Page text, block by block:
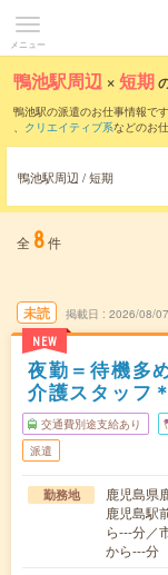
メニュー
鴨池駅周辺 ×短期
鴨池駅の派遣のお仕事情報です
、 クリエイティブ系などのお
鴨池駅周辺 / 短期
全 8件
未読
NEW
掲載日 2026/08/07
夜勤＝待機多
介護スタッフ
交通費別途支給あり
派遣
勤務地
鹿児島県
鹿児島駅
ら---分／
から---分